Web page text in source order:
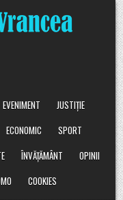
EVENIMENT
JUSTIȚIE
ECONOMIC
SPORT
ÎNVĂȚĂMÂNT
OPINII
COOKIES